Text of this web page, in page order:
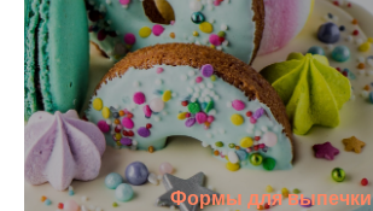
Формы для выпечки